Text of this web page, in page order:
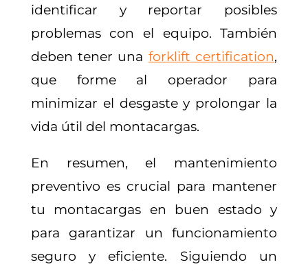
identificar y reportar posibles
problemas con el equipo. También
deben tener una forklift certification,
que forme al operador para
minimizar el desgaste y prolongar la
vida útil del montacargas.
En resumen, el mantenimiento
preventivo es crucial para mantener
tu montacargas en buen estado y
para garantizar un funcionamiento
seguro y eficiente. Siguiendo un